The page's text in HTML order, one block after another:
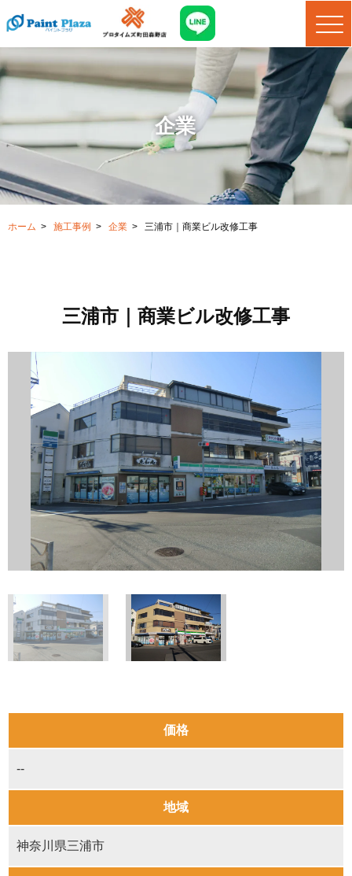
企業
ホーム > 施工事例 > 企業 > 三浦市｜商業ビル改修工事
三浦市｜商業ビル改修工事
価格
--
地域
神奈川県三浦市